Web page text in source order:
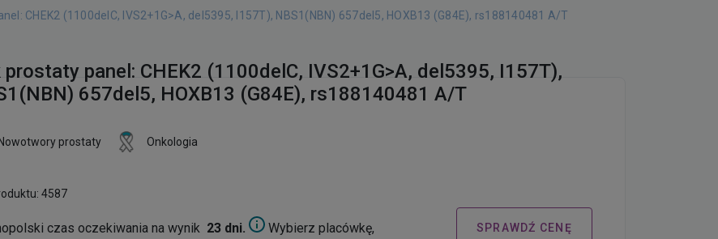
CHEK2 (1100delC, IVS2+1G>A, del5395, I157T), NBS1(NBN) 657del5, HOXB13 (G84E), rs188140481 A/T
prostaty panel: CHEK2 (1100delC, IVS2+1G>A, del5395, I157T),
657del5, HOXB13 (G84E), rs188140481 A/T
Nowotwory prostaty Onkologia
4587
czas oczekiwania na wynik 23 dni.
Wybierz placówkę,
SPRAWDŹ CENĘ